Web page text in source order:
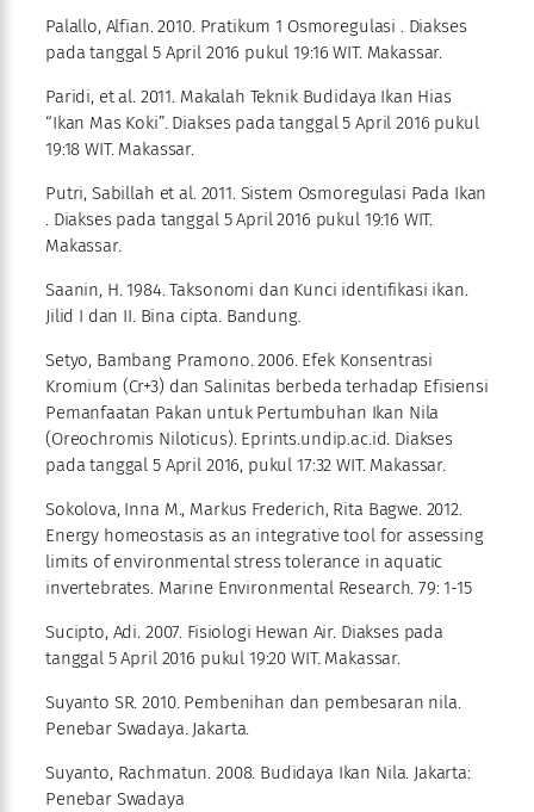
Palallo, Alfian. 2010. Pratikum 1 Osmoregulasi . Diakses
pada tanggal 5 April 2016 pukul 19:16 WIT. Makassar.
Paridi, et al. 2011. Makalah Teknik Budidaya Ikan Hias
“Ikan Mas Koki”. Diakses pada tanggal 5 April 2016 pukul
19:18 WIT. Makassar.
Putri, Sabillah et al. 2011. Sistem Osmoregulasi Pada Ikan
. Diakses pada tanggal 5 April 2016 pukul 19:16 WIT.
Makassar.
Saanin, H. 1984. Taksonomi dan Kunci identifikasi ikan.
Jilid I dan II. Bina cipta. Bandung.
Setyo, Bambang Pramono. 2006. Efek Konsentrasi
Kromium (Cr+3) dan Salinitas berbeda terhadap Efisiensi
Pemanfaatan Pakan untuk Pertumbuhan Ikan Nila
(Oreochromis Niloticus). Eprints.undip.ac.id. Diakses
pada tanggal 5 April 2016, pukul 17:32 WIT. Makassar.
Sokolova, Inna M., Markus Frederich, Rita Bagwe. 2012.
Energy homeostasis as an integrative tool for assessing
limits of environmental stress tolerance in aquatic
invertebrates. Marine Environmental Research. 79: 1-15
Sucipto, Adi. 2007. Fisiologi Hewan Air. Diakses pada
tanggal 5 April 2016 pukul 19:20 WIT. Makassar.
Suyanto SR. 2010. Pembenihan dan pembesaran nila.
Penebar Swadaya. Jakarta.
Suyanto, Rachmatun. 2008. Budidaya Ikan Nila. Jakarta:
Penebar Swadaya